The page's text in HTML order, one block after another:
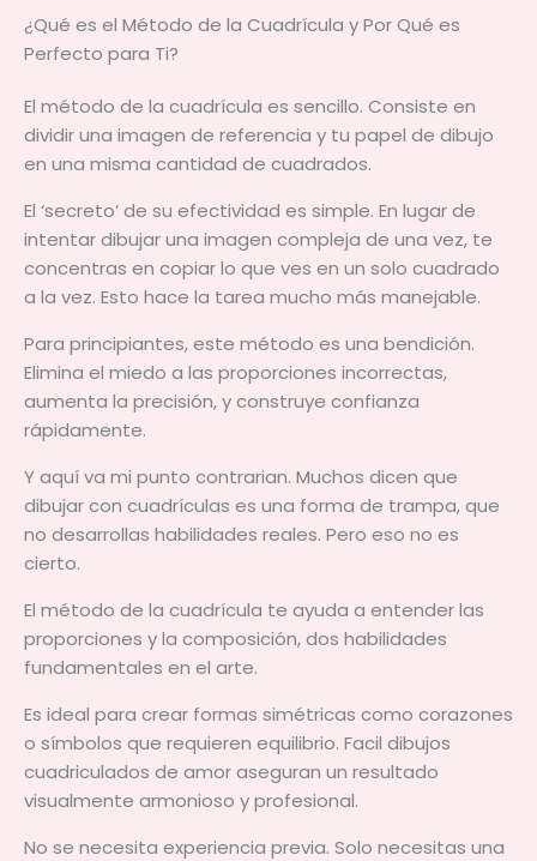
¿Qué es el Método de la Cuadrícula y Por Qué es
Perfecto para Ti?
El método de la cuadrícula es sencillo. Consiste en
dividir una imagen de referencia y tu papel de dibujo
en una misma cantidad de cuadrados.
El ‘secreto’ de su efectividad es simple. En lugar de
intentar dibujar una imagen compleja de una vez, te
concentras en copiar lo que ves en un solo cuadrado
a la vez. Esto hace la tarea mucho más manejable.
Para principiantes, este método es una bendición.
Elimina el miedo a las proporciones incorrectas,
aumenta la precisión, y construye confianza
rápidamente.
Y aquí va mi punto contrarian. Muchos dicen que
dibujar con cuadrículas es una forma de trampa, que
no desarrollas habilidades reales. Pero eso no es
cierto.
El método de la cuadrícula te ayuda a entender las
proporciones y la composición, dos habilidades
fundamentales en el arte.
Es ideal para crear formas simétricas como corazones
o símbolos que requieren equilibrio. Facil dibujos
cuadriculados de amor aseguran un resultado
visualmente armonioso y profesional.
No se necesita experiencia previa. Solo necesitas una